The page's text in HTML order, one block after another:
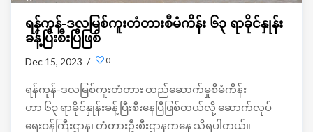
ရန်ကုန်-ဒလမြစ်ကူးတံတားစီမံကိန်း ၆၃ ရာခိုင်နှုန်း
ခန့်ပြီးစီးပြီဖြစ်
Dec 15, 2023 / 0
ရန်ကုန်-ဒလမြစ်ကူးတံတား တည်ဆောက်မှုစီမံကိန်း
ဟာ ၆၃ ရာခိုင်နှုန်းခန့်ပြီးစီးနေပြီဖြစ်တယ်လို့ ဆောက်လုပ်
ရေးဝန်ကြီးဌာန၊ တံတားဦးစီးဌာနကနေ သိရပါတယ်။